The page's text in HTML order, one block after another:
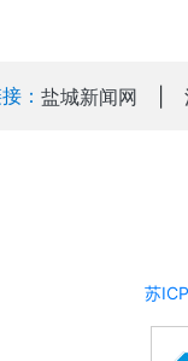
： 盐城新闻网
苏